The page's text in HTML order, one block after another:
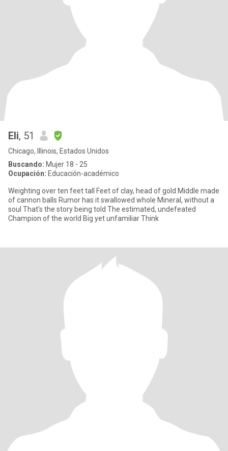
Eli, 51
Chicago, Illinois, Estados Unidos
Buscando: Mujer 18 - 25
Ocupación: Educación-académico
Weighting over ten feet tall Feet of clay, head of gold Middle made
of cannon balls Rumor has it swallowed whole Mineral, without a
soul That's the story being told The estimated, undefeated
Champion of the world Big yet unfamiliar Think